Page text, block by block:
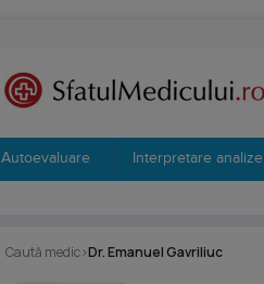
Autoevaluare Interpretare analize
Caută medic›Dr. Emanuel Gavriliuc